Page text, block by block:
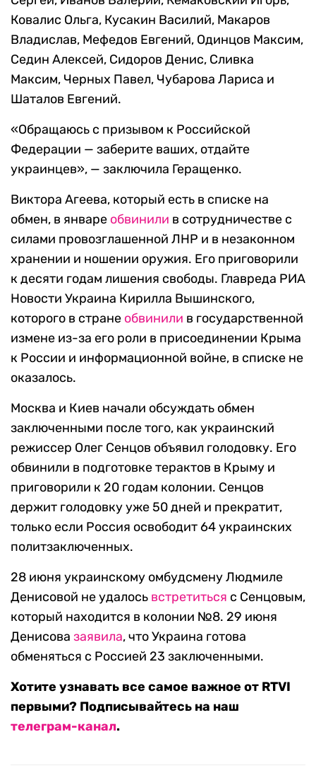
Ковалис Ольга, Кусакин Василий, Макаров
Владислав, Мефедов Евгений, Одинцов Максим,
Седин Алексей, Сидоров Денис, Сливка
Максим, Черных Павел, Чубарова Лариса и
Шаталов Евгений.
«Обращаюсь с призывом к Российской
Федерации — заберите ваших, отдайте
украинцев», — заключила Геращенко.
Виктора Агеева, который есть в списке на
обмен, в январе обвинили в сотрудничестве с
силами провозглашенной ЛНР и в незаконном
хранении и ношении оружия. Его приговорили
к десяти годам лишения свободы. Главреда РИА
Новости Украина Кирилла Вышинского,
которого в стране обвинили в государственной
измене из-за его роли в присоединении Крыма
к России и информационной войне, в списке не
оказалось.
Москва и Киев начали обсуждать обмен
заключенными после того, как украинский
режиссер Олег Сенцов объявил голодовку. Его
обвинили в подготовке терактов в Крыму и
приговорили к 20 годам колонии. Сенцов
держит голодовку уже 50 дней и прекратит,
только если Россия освободит 64 украинских
политзаключенных.
28 июня украинскому омбудсмену Людмиле
Денисовой не удалось встретиться с Сенцовым,
который находится в колонии №8. 29 июня
Денисова заявила, что Украина готова
обменяться с Россией 23 заключенными.
Хотите узнавать все самое важное от RTVI
первыми? Подписывайтесь на наш
телеграм-канал.